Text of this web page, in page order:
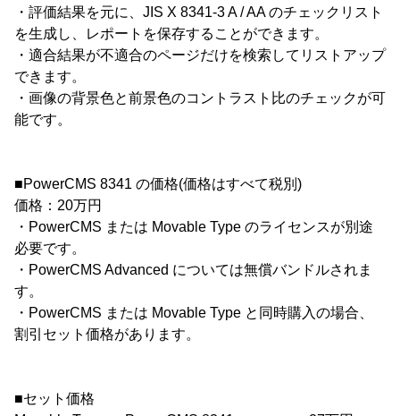
・評価結果を元に、JIS X 8341-3 A / AA のチェックリスト
を生成し、レポートを保存することができます。
・適合結果が不適合のページだけを検索してリストアップ
できます。
・画像の背景色と前景色のコントラスト比のチェックが可
能です。
■PowerCMS 8341 の価格(価格はすべて税別)
価格：20万円
・PowerCMS または Movable Type のライセンスが別途
必要です。
・PowerCMS Advanced については無償バンドルされま
す。
・PowerCMS または Movable Type と同時購入の場合、
割引セット価格があります。
■セット価格